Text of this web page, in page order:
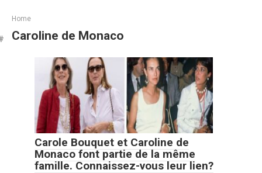
Home
Caroline de Monaco
Carole Bouquet et Caroline de
Monaco font partie de la même
famille. Connaissez-vous leur lien?